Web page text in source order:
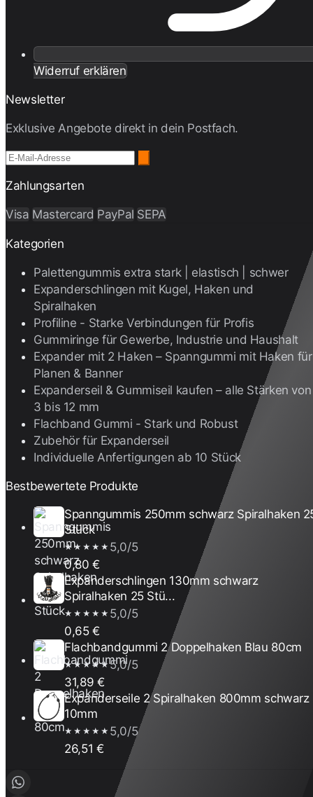
Widerruf erklären
Newsletter
Exklusive Angebote direkt in dein Postfach.
Zahlungsarten
Visa Mastercard PayPal SEPA
Kategorien
Palettengummis extra stark | elastisch | schwer
Expanderschlingen mit Kugel, Haken und
Spiralhaken
Profiline - Starke Verbindungen für Profis
Gummiringe für Gewerbe, Industrie und Haushalt
Expander mit 2 Haken – Spanngummi mit Haken für
Planen & Banner
Expanderseil & Gummiseil kaufen – alle Stärken von
3 bis 12 mm
Flachband Gummi - Stark und Robust
Zubehör für Expanderseil
Individuelle Anfertigungen ab 10 Stück
Bestbewertete Produkte
Spanngummis 250mm schwarz Spiralhaken
Stück
★★★★★ 5,0/5
0,80 €
Expanderschlingen 130mm schwarz
Spiralhaken 25 Stü...
★★★★★ 5,0/5
0,65 €
Flachbandgummi 2 Doppelhaken Blau 80cm
★★★★★5,0/5
31,89 €
Expanderseile 2 Spiralhaken 800mm schwarz
10mm
★★★★★ 5,0/5
26,51 €